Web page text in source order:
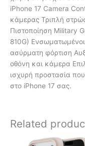
iPhone 17 Camera
κάμερας Τριπλή
Πιστοποίηση Military
810G)
ασύρματη φόρτιση
οθόνη και κάμερα
ισχυρή προστασία που
στο iPhone 17 σας.
Related